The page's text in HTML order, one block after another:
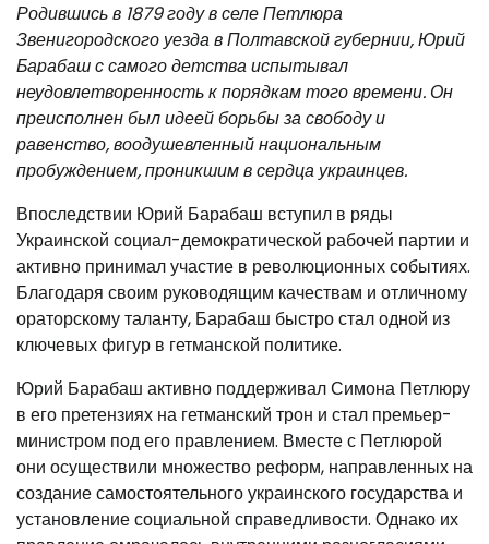
Родившись в 1879 году в селе Петлюра
Звенигородского уезда в Полтавской губернии, Юрий
Барабаш с самого детства испытывал
неудовлетворенность к порядкам того времени. Он
преисполнен был идеей борьбы за свободу и
равенство, воодушевленный национальным
пробуждением, проникшим в сердца украинцев.
Впоследствии Юрий Барабаш вступил в ряды
Украинской социал-демократической рабочей партии и
активно принимал участие в революционных событиях.
Благодаря своим руководящим качествам и отличному
ораторскому таланту, Барабаш быстро стал одной из
ключевых фигур в гетманской политике.
Юрий Барабаш активно поддерживал Симона Петлюру
в его претензиях на гетманский трон и стал премьер-
министром под его правлением. Вместе с Петлюрой
они осуществили множество реформ, направленных на
создание самостоятельного украинского государства и
установление социальной справедливости. Однако их